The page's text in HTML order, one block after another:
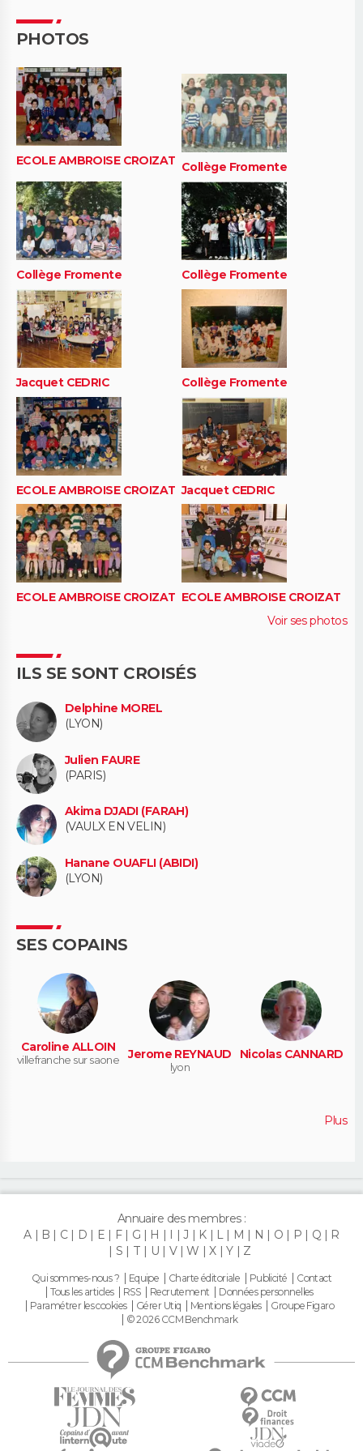
PHOTOS
ECOLE AMBROISE CROIZAT Collège Fromente
Collège Fromente Collège Fromente
Jacquet CEDRIC Collège Fromente
ECOLE AMBROISE CROIZAT Jacquet CEDRIC
ECOLE AMBROISE CROIZAT ECOLE AMBROISE CROIZAT
Voir ses photos
ILS SE SONT CROISÉS
Delphine MOREL
(LYON)
Julien FAURE
(PARIS)
Akima DJADI (FARAH)
(VAULX EN VELIN)
Hanane OUAFLI (ABIDI)
(LYON)
SES COPAINS
Caroline ALLOIN
villefranche sur saone Jerome REYNAUD
lyon
Nicolas CANNARD
Plus
Annuaire des membres :
A
B C D E F G H I J K L M N O P Q
R
S
T U V W X Y Z
Qui sommes-nous ? Equipe Charte éditoriale Publicité
Contact
Tous les articles
RSS Recrutement
Données personnelles
Paramétrer les cookies
Gérer Utiq Mentions légales
Groupe Figaro
© 2026 CCM Benchmark